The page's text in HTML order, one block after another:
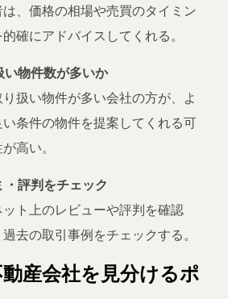
、価格の相場や売買のタイミン
的確にアドバイスしてくれる。
い物件数が多いか
り扱い物件が多い会社の方が、よ
い条件の物件を提案してくれる可
高い。
・評判をチェック
ット上のレビューや評判を確認
過去の取引事例をチェックする。
産会社を見分けるポ